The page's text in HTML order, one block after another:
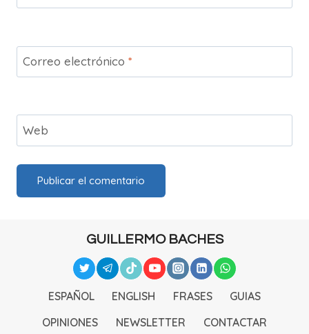
Correo electrónico *
Web
GUILLERMO BACHES
ESPAÑOL ENGLISH FRASES
GUIAS
OPINIONES
NEWSLETTER CONTACTAR